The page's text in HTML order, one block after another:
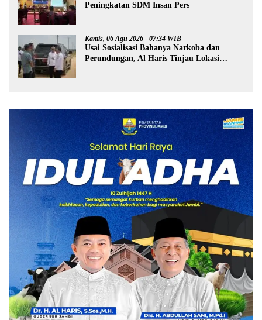
Peningkatan SDM Insan Pers
Kamis, 06 Agu 2026 - 07:34 WIB
Usai Sosialisasi Bahanya Narkoba dan
Perundungan, Al Haris Tinjau Lokasi